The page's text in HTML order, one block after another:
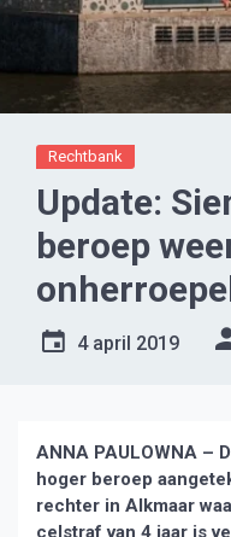
Rechtbank
Update:
beroep
4 april 2019
ANNA PAULOWNA –
hoger beroep
rechter in Alkmaar
celstraf van 4 jaar is